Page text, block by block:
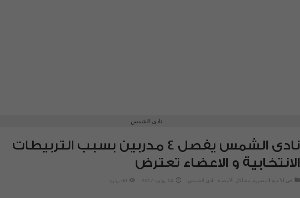
نادى الشمس
نادى الشمس يفصل 4 مدربين بسبب التربيطات
الانتخابية و الاعضاء تعترض
في الأندية المصرية مشاكل الأعضاء نادى الشمس 14 يوليو، 2017 60 زيارة